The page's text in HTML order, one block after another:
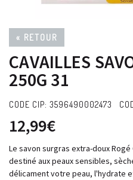
« RETOUR
CAVAILLES
250G 31
CODE CIP: 3596490002473
12,99€
Le savon surgras extra-doux
destiné aux peaux sensibles,
délicament votre peau, l'hydrate